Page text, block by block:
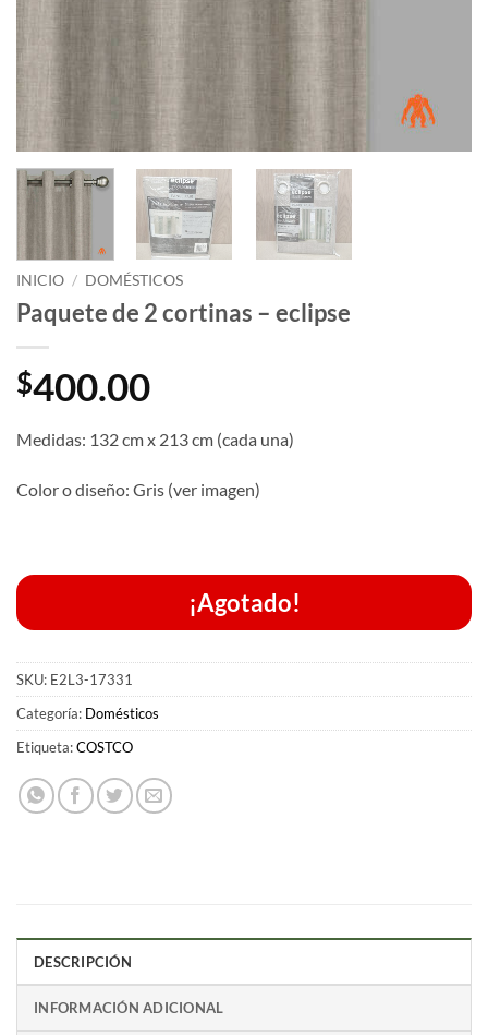
INICIO / DOMÉSTICOS
Paquete de 2 cortinas – eclipse
$400.00
Medidas: 132 cm x 213 cm (cada una)
Color o diseño: Gris (ver imagen)
¡Agotado!
SKU: E2L3-17331
Categoría: Domésticos
Etiqueta:COSTCO
DESCRIPCIÓN
INFORMACIÓN ADICIONAL